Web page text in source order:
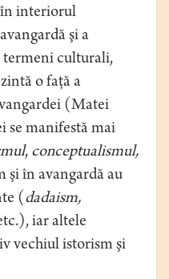
în interiorul
şi a
culturali,
o faţă a
(Matei
se manifestă mai
, conceptualismul,
şi în avangardă au
(dadaism,
iar altele
vechiul istorism şi